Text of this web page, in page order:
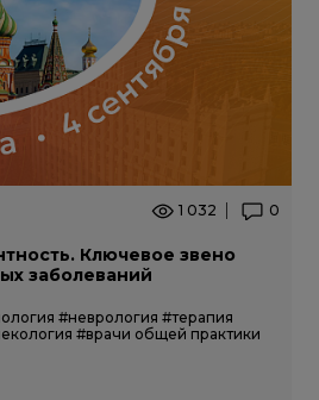
1 032 0
Ключевое звено
заболеваний
#неврология #терапия
#врачи общей практики